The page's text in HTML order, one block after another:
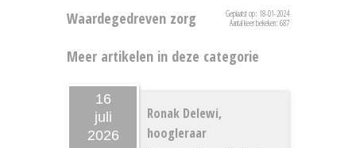
Waardegedreven zorg
Geplaatst op: 18-01-2024
Aantal keer bekeken: 687
Meer artikelen in deze categorie
16
juli
2026
Ronak Delewi,
hoogleraar